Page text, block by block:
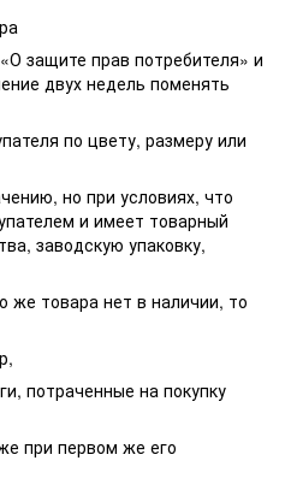
защите прав потребителя» и
двух недель поменять
по цвету, размеру или
но при условиях, что
и имеет товарный
заводскую упаковку,
же товара нет в наличии, то
потраченные на покупку
при первом же его